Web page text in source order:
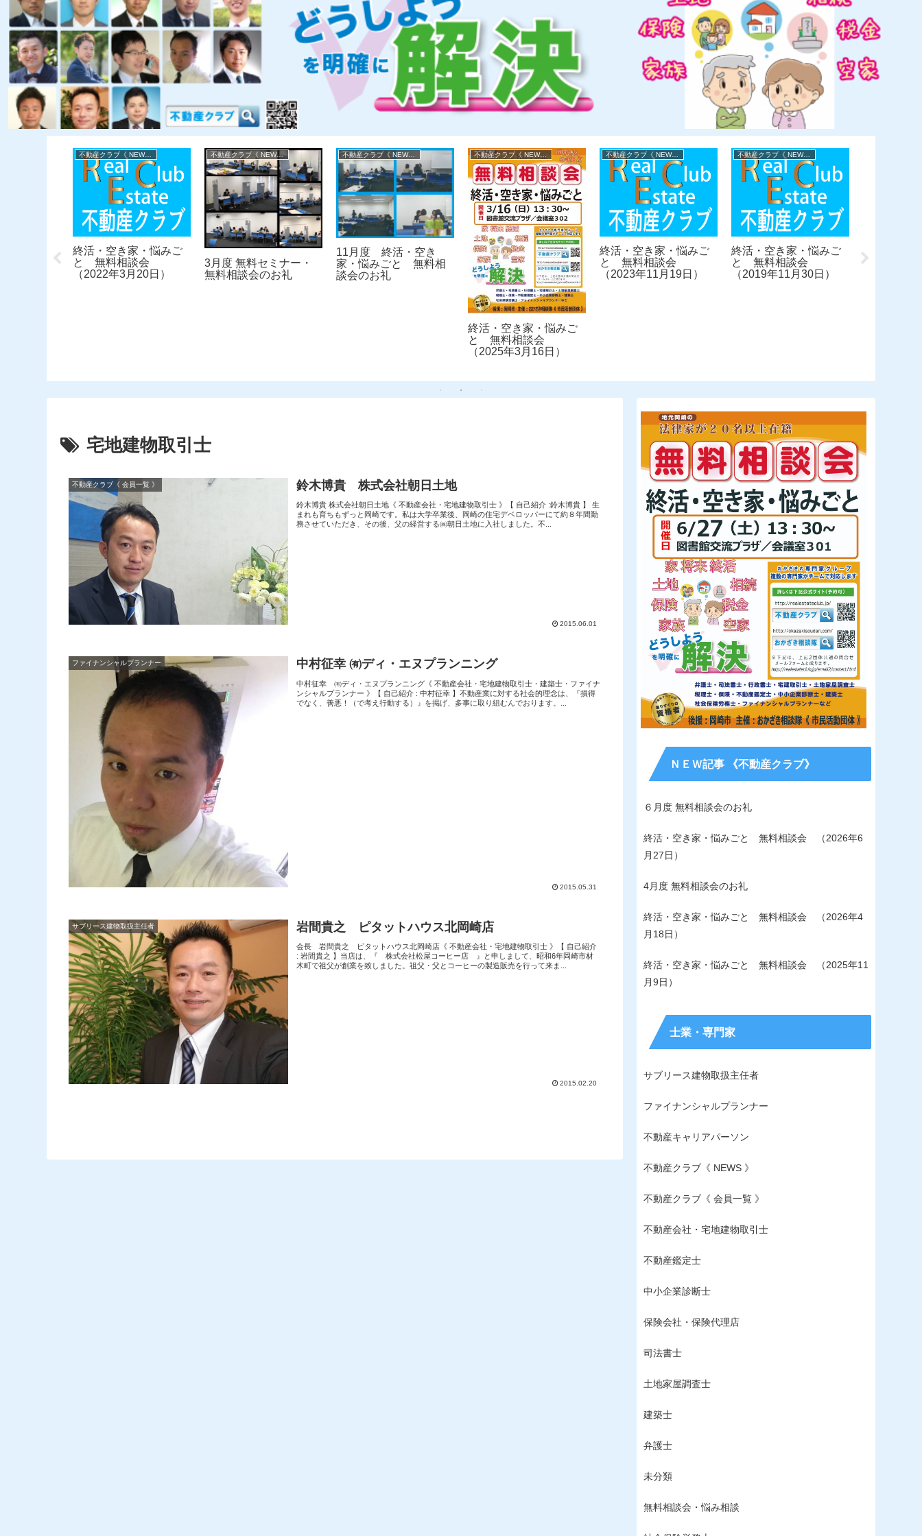
不動産クラブ《 NEWS 》
終活・空き家・悩みご
と 無料相談会
（2022年3月20日）
不動産クラブ《 NEWS 》
3月度 無料セミナー・
無料相談会のお礼
不動産クラブ《 NEWS 》
11月度 終活・空き
家・悩みごと 無料相
談会のお礼
不動産クラブ《 NEWS 》
終活・空き家・悩みご
と 無料相談会
（2025年3月16日）
不動産クラブ《 NEWS 》
終活・空き家・悩みご
と 無料相談会
（2023年11月19日）
不動産クラブ《 NEWS 》
終活・空き家・悩みご
と 無料相談会
（2019年11月30日）
宅地建物取引士
不動産クラブ《 会員一覧 》 ‎鈴木博貴 株式会社朝日土地
‎鈴木博貴 株式会社朝日土地《 不動産会社・宅地建物取引士 》【 自己紹介 :鈴木博貴 】 生
まれも育ちもずっと岡崎です。私は大学卒業後、岡崎の住宅デベロッパーにて約８年間勤
務させていただき、その後、父の経営する㈱朝日土地に入社しました。不...
2015.06.01
ファイナンシャルプランナー 中村征幸 ㈲ディ・エヌプランニング
中村征幸 ㈲ディ・エヌプランニング《 不動産会社・宅地建物取引士・建築士・ファイナ
ンシャルプランナー 》【 自己紹介 : 中村征幸 】不動産業に対する社会的理念は、『損得
でなく、善悪！（で考え行動する）』を掲げ、多事に取り組むんでおります。...
2015.05.31
サブリース建物取扱主任者 岩間貴之 ピタットハウス北岡崎店
会長 岩間貴之 ピタットハウス北岡崎店《 不動産会社・宅地建物取引士 》【 自己紹介
: 岩間貴之 】当店は、『 株式会社松屋コーヒー店 』と申しまして、昭和6年岡崎市材
木町で祖父が創業を致しました。祖父・父とコーヒーの製造販売を行って来ま...
2015.02.20
ＮＥＷ記事 《不動産クラブ》
６月度 無料相談会のお礼
終活・空き家・悩みごと 無料相談会 （2026年6
月27日）
4月度 無料相談会のお礼
終活・空き家・悩みごと 無料相談会 （2026年4
月18日）
終活・空き家・悩みごと 無料相談会 （2025年11
月9日）
士業・専門家
サブリース建物取扱主任者
ファイナンシャルプランナー
不動産キャリアパーソン
不動産クラブ《 NEWS 》
不動産クラブ《 会員一覧 》
不動産会社・宅地建物取引士
不動産鑑定士
中小企業診断士
保険会社・保険代理店
司法書士
土地家屋調査士
建築士
弁護士
未分類
無料相談会・悩み相談